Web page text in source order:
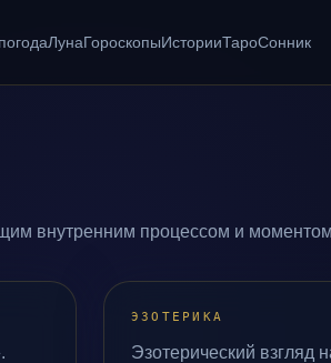
ЛунаГороскопыИсторииТароСонник
внутренним процессом и
ЭЗОТЕРИКА
Эзотерический взгляд